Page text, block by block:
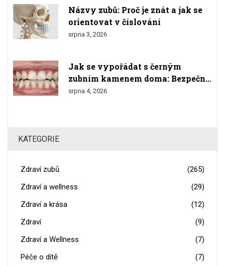
Názvy zubů: Proč je znát a jak se
orientovat v číslování
srpna 3, 2026
Jak se vypořádat s černým
zubním kamenem doma: Bezpečné
metody a varování
srpna 4, 2026
KATEGORIE
Zdraví zubů
(265)
Zdraví a wellness
(29)
Zdraví a krása
(12)
Zdraví
(9)
Zdraví a Wellness
(7)
Péče o dítě
(7)